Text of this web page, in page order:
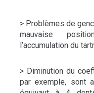
> Problèmes de
mauvaise
l’accumulation du
> Diminution du
par exemple, sont